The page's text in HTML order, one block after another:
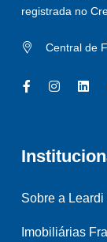
registrada no
Central de
Sobre a Leardi
Imobiliárias